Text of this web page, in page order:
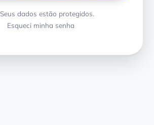
Seus dados estão protegidos.
Esqueci minha senha